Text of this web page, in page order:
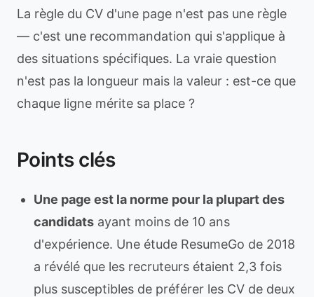
La règle du CV d'une page n'est pas une règle
— c'est une recommandation qui s'applique à
des situations spécifiques. La vraie question
n'est pas la longueur mais la valeur : est-ce que
chaque ligne mérite sa place ?
Points clés
Une page est la norme pour la plupart des
candidats ayant moins de 10 ans
d'expérience. Une étude ResumeGo de 2018
a révélé que les recruteurs étaient 2,3 fois
plus susceptibles de préférer les CV de deux